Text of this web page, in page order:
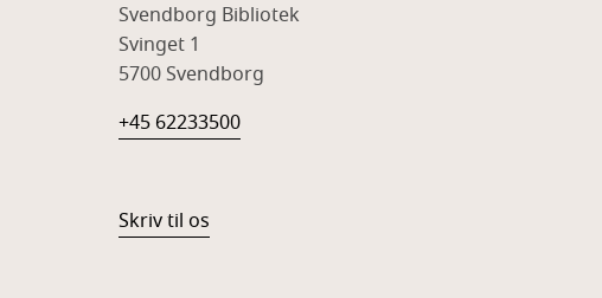
Svendborg Bibliotek
Svinget 1
5700 Svendborg
+45 62233500
Skriv til os